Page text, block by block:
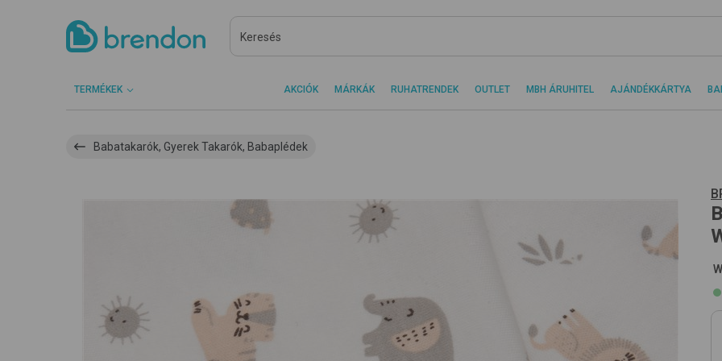
TERMÉKEK AKCIÓK MÁRKÁK RUHATRENDEK OUTLET MBH ÁRUHITEL AJÁNDÉKKÁRTYA
Babatakarók, Gyerek Takarók, Babaplédek